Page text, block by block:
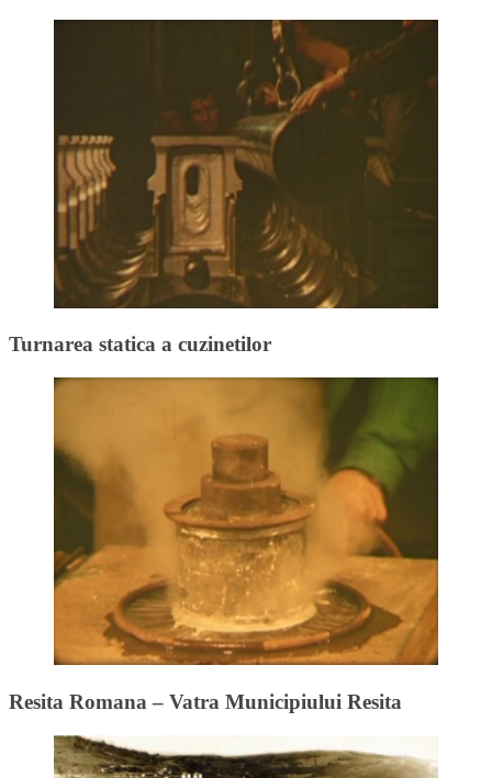
Turnarea statica a cuzinetilor
Resita Romana – Vatra Municipiului Resita